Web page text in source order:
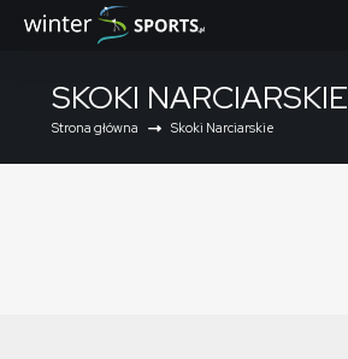
SKOKI NARCIARSKIE
Strona główna Skoki Narciarskie